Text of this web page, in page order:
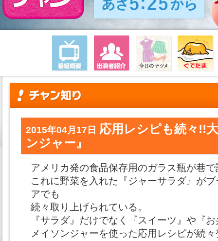
2015年04月17日 応用レシピも続々!!
ンジャー』
アメリカ発の食品保存用のガラス瓶が巷
これに野菜を入れた『ジャーサラダ』が
アでも
続々取り上げられている。
『サラダ』だけでなく『スイーツ』や『
メイソンジャーを使った応用レシピが続